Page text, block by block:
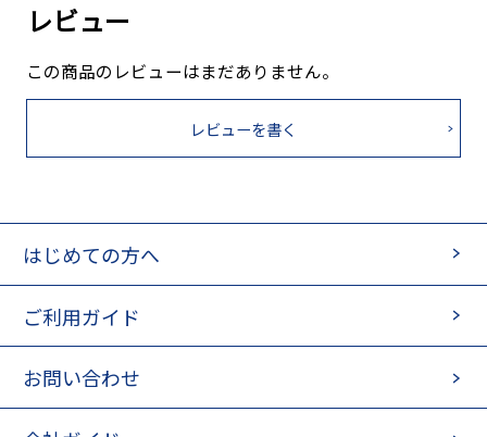
レビュー
この商品のレビューはまだありません。
レビューを書く
はじめての方へ
ご利用ガイド
お問い合わせ